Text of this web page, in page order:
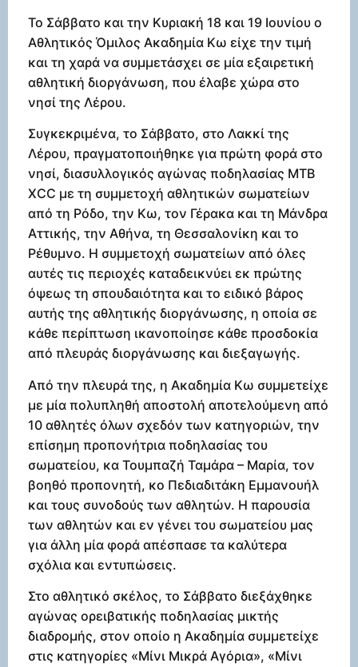
Το Σάββατο και την Κυριακή 18 και 19 Ιουνίου ο
Αθλητικός Όμιλος Ακαδημία Κω είχε την τιμή
και τη χαρά να συμμετάσχει σε μία εξαιρετική
αθλητική διοργάνωση, που έλαβε χώρα στο
νησί της Λέρου.
Συγκεκριμένα, το Σάββατο, στο Λακκί της
Λέρου, πραγματοποιήθηκε για πρώτη φορά στο
νησί, διασυλλογικός αγώνας ποδηλασίας MTB
XCC με τη συμμετοχή αθλητικών σωματείων
από τη Ρόδο, την Κω, τον Γέρακα και τη Μάνδρα
Αττικής, την Αθήνα, τη Θεσσαλονίκη και το
Ρέθυμνο. Η συμμετοχή σωματείων από όλες
αυτές τις περιοχές καταδεικνύει εκ πρώτης
όψεως τη σπουδαιότητα και το ειδικό βάρος
αυτής της αθλητικής διοργάνωσης, η οποία σε
κάθε περίπτωση ικανοποίησε κάθε προσδοκία
από πλευράς διοργάνωσης και διεξαγωγής.
Από την πλευρά της, η Ακαδημία Κω συμμετείχε
με μία πολυπληθή αποστολή αποτελούμενη από
10 αθλητές όλων σχεδόν των κατηγοριών, την
επίσημη προπονήτρια ποδηλασίας του
σωματείου, κα Τουμπαζή Ταμάρα – Μαρία, τον
βοηθό προπονητή, κο Πεδιαδιτάκη Εμμανουήλ
και τους συνοδούς των αθλητών. Η παρουσία
των αθλητών και εν γένει του σωματείου μας
για άλλη μία φορά απέσπασε τα καλύτερα
σχόλια και εντυπώσεις.
Στο αθλητικό σκέλος, το Σάββατο διεξάχθηκε
αγώνας ορειβατικής ποδηλασίας μικτής
διαδρομής, στον οποίο η Ακαδημία συμμετείχε
στις κατηγορίες «Μίνι Μικρά Αγόρια», «Μίνι